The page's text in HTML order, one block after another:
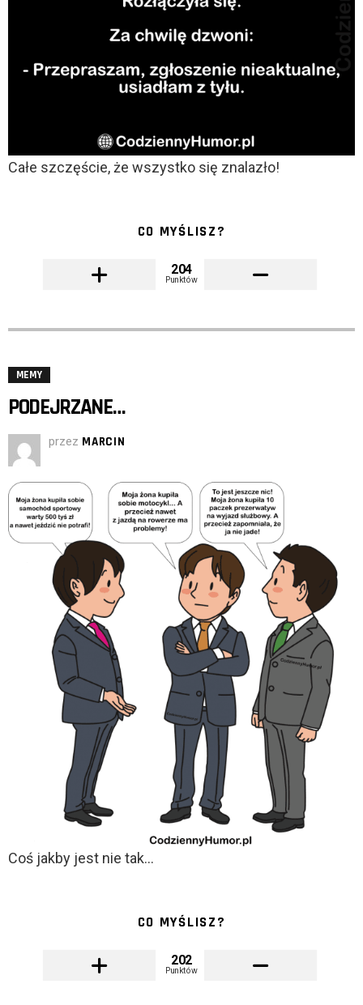
Całe szczęście, że wszystko się znalazło!
CO MYŚLISZ?
204
Punktów
MEMY
PODEJRZANE…
przez MARCIN
Coś jakby jest nie tak…
CO MYŚLISZ?
202
Punktów